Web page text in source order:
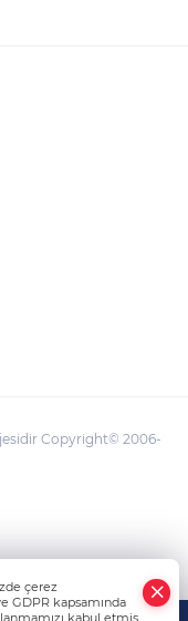
Copyright© 2006-
çerez
GDPR kapsamında
kabul etmiş